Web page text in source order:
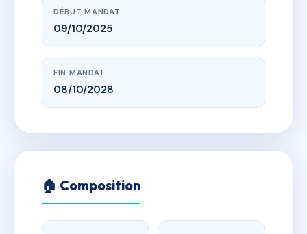
DÉBUT MANDAT
09/10/2025
FIN MANDAT
08/10/2028
🏠 Composition